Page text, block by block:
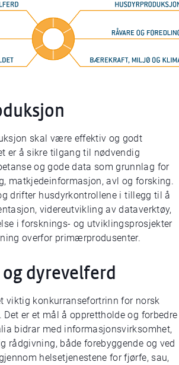
skal være effektiv og godt
er å sikre tilgang til nødvendig
og gode data som grunnlag for
matkjedeinformasjon, avl og forsking.
drifter husdyrkontrollene i tillegg til å
videreutvikling av dataverktøy,
i forsknings- og utviklingsprosjekter
overfor primærprodusenter.
dyrevelferd
viktig konkurransefortrinn for norsk
er et mål å opprettholde og forbedre
bidrar med informasjonsvirksomhet,
rådgivning, både forebyggende og ved
helsetjenestene for fjørfe, sau,